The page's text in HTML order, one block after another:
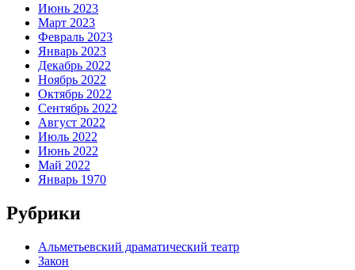
Июнь 2023
Март 2023
Февраль 2023
Январь 2023
Декабрь 2022
Ноябрь 2022
Октябрь 2022
Сентябрь 2022
Август 2022
Июль 2022
Июнь 2022
Май 2022
Январь 1970
Рубрики
Альметьевский драматический театр
Закон